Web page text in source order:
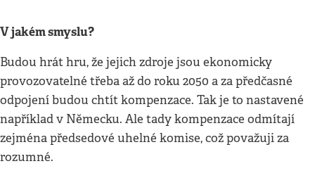
V jakém smyslu?
Budou hrát hru, že jejich zdroje jsou ekonomicky
provozovatelné třeba až do roku 2050 a za předčasné
odpojení budou chtít kompenzace. Tak je to nastavené
například v Německu. Ale tady kompenzace odmítají
zejména předsedové uhelné komise, což považuji za
rozumné.